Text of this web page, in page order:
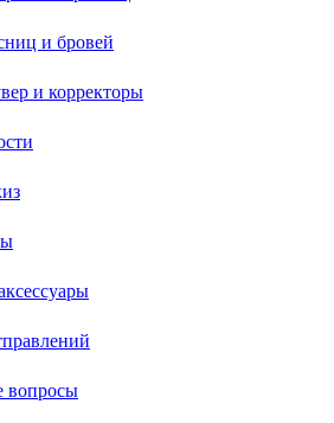
и бровей
и корректоры
вопросы